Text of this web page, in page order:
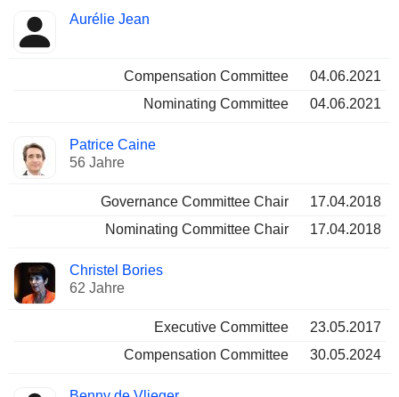
Aurélie Jean
Compensation Committee
04.06.2021
Nominating Committee
04.06.2021
Patrice Caine
56 Jahre
Governance Committee Chair
17.04.2018
Nominating Committee Chair
17.04.2018
Christel Bories
62 Jahre
Executive Committee
23.05.2017
Compensation Committee
30.05.2024